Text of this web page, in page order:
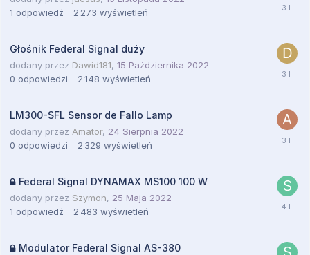
1 odpowiedź 2 273 wyświetleń
Głośnik Federal Signal duży
dodany przez Dawid181, 15 Października 2022
0 odpowiedzi 2 148 wyświetleń
LM300-SFL Sensor de Fallo Lamp
dodany przez Amator, 24 Sierpnia 2022
0 odpowiedzi 2 329 wyświetleń
Federal Signal DYNAMAX MS100 100 W
dodany przez Szymon, 25 Maja 2022
1 odpowiedź 2 483 wyświetleń
Modulator Federal Signal AS-380